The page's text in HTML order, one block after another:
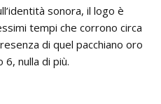
sonora, il logo è
tempi che corrono circa
di quel pacchiano oro
nulla di più.